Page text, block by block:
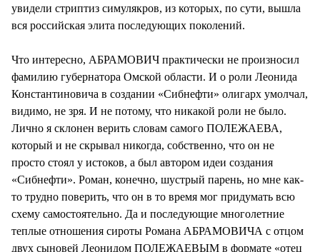
увидели стриптиз симулякров, из которых, по сути, вышла
вся российская элита последующих поколений.
Что интересно, АБРАМОВИЧ практически не произносил
фамилию губернатора Омской области. И о роли Леонида
Константиновича в создании «Сибнефти» олигарх умолчал,
видимо, не зря. И не потому, что никакой роли не было.
Лично я склонен верить словам самого ПОЛЕЖАЕВА,
который и не скрывал никогда, собственно, что он не
просто стоял у истоков, а был автором идеи создания
«Сибнефти». Роман, конечно, шустрый парень, но мне как-
то трудно поверить, что он в то время мог придумать всю
схему самостоятельно. Да и последующие многолетние
теплые отношения сироты Романа АБРАМОВИЧА с отцом
двух сыновей Леонидом ПОЛЕЖАЕВЫМ в формате «отец